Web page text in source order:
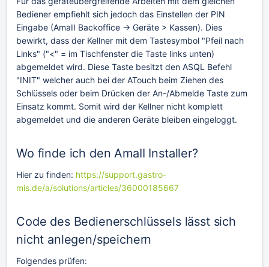
Bediener empfiehlt sich jedoch das Einstellen der PIN
Eingabe (AmaII Backoffice -> Geräte > Kassen). Dies
bewirkt, dass der Kellner mit dem Tastesymbol "Pfeil nach
Links" ("<" = im Tischfenster die Taste links unten)
abgemeldet wird. Diese Taste besitzt den ASQL Befehl
"INIT" welcher auch bei der ATouch beim Ziehen des
Schlüssels oder beim Drücken der An-/Abmelde Taste zum
Einsatz kommt. Somit wird der Kellner nicht komplett
abgemeldet und die anderen Geräte bleiben eingeloggt.
Wo finde ich den AmaII Installer?
Hier zu finden: https://support.gastro-
mis.de/a/solutions/articles/36000185667
Code des Bedienerschlüssels lässt sich
nicht anlegen/speichern
Folgendes prüfen: